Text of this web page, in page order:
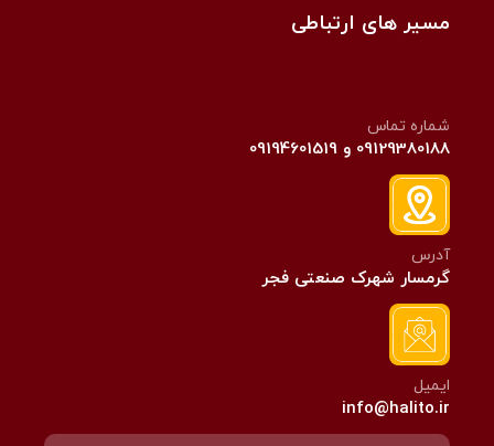
مسیر های ارتباطی
شماره تماس
09129380188 و 09194601519
آدرس
گرمسار شهرک صنعتی فجر
ایمیل
info@halito.ir